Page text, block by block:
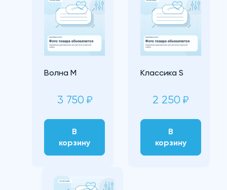
Волна M
3 750 ₽
В
корзину
Классика S
2 250 ₽
В
корзину